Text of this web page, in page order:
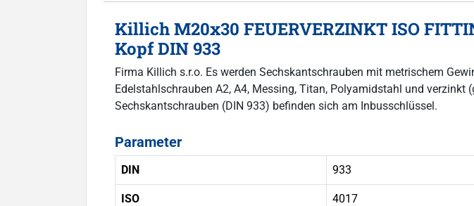
Killich M20x30 FEUERVERZINKT ISO
Kopf DIN 933
Firma Killich s.r.o. Es werden Sechskantschrauben mit metrischem
Edelstahlschrauben A2, A4, Messing, Titan, Polyamidstahl und verzinkt
Sechskantschrauben (DIN 933) befinden sich am Inbusschlüssel.
Parameter
DIN 933
ISO 4017